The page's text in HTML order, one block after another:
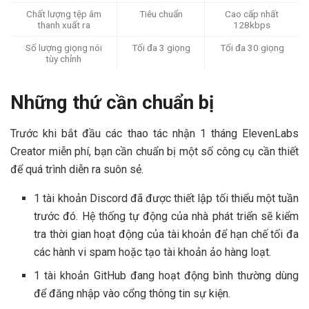
Chất lượng tệp âm
thanh xuất ra
Tiêu chuẩn
Cao cấp nhất
128kbps
Số lượng giọng nói
tùy chỉnh
Tối đa 3 giọng Tối đa 30 giọng
Những thứ cần chuẩn bị
Trước khi bắt đầu các thao tác nhận 1 tháng ElevenLabs
Creator miễn phí, bạn cần chuẩn bị một số công cụ cần thiết
để quá trình diễn ra suôn sẻ.
1 tài khoản Discord đã được thiết lập tối thiểu một tuần
trước đó. Hệ thống tự động của nhà phát triển sẽ kiểm
tra thời gian hoạt động của tài khoản để hạn chế tối đa
các hành vi spam hoặc tạo tài khoản ảo hàng loạt.
1 tài khoản GitHub đang hoạt động bình thường dùng
để đăng nhập vào cổng thông tin sự kiện.